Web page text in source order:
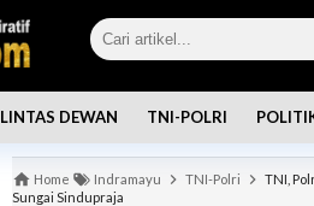
LINTAS DEWAN TNI-POLRI
Home Indramayu TNI-Polri
TNI,
Sungai Sindupraja